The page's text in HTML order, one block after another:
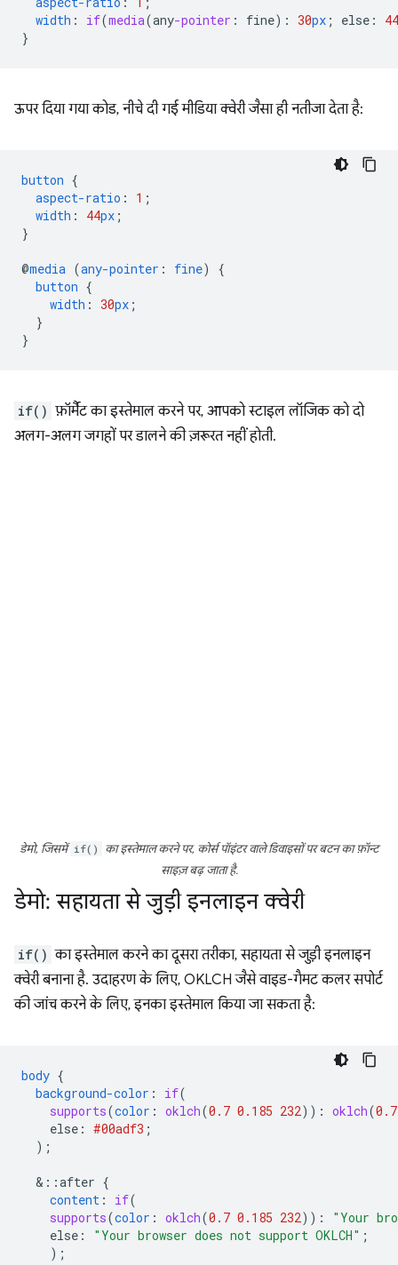
width : if(media(any-pointer : fine) : 30px ; else :
44
}
ऊपर दिया गया कोड, नीचे दी गई मीडिया क्वेरी जैसा ही नतीजा देता है:
button {
aspect-ratio : 1 ;
width : 44px ;
}
@media (any-pointer : fine)
{
button {
width : 30px ;
}
}
if() फ़ॉर्मैट का इस्तेमाल करने पर, आपको स्टाइल लॉजिक को दो
अलग-अलग जगहों पर डालने की ज़रूरत नहीं होती.
डेमो, जिसमें if()
का इस्तेमाल करने पर, कोर्स पॉइंटर वाले डिवाइसों पर बटन का फ़ॉन्ट
साइज़ बढ़ जाता है.
डेमो: सहायता से जुड़ी इनलाइन क्वेरी
if() का इस्तेमाल करने का दूसरा तरीका, सहायता से जुड़ी इनलाइन
क्वेरी बनाना है. उदाहरण के लिए, OKLCH जैसे वाइड-गैमट कलर सपोर्ट
की जांच करने के लिए, इनका इस्तेमाल किया जा सकता है:
body {
background-color : if(
supports(color : oklch(0.7 0.185 232)) : oklch(0.7
else : #00adf3 ;
);
& ::after {
content : if(
supports(color : oklch(0.7 0.185 232)) :
"Your
else : "Your browser does not support OKLCH" ;
);